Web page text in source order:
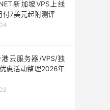
新加坡VPS上线
付7美元起附测评
云服务器/VPS/独
惠活动整理2026年